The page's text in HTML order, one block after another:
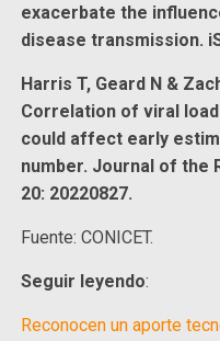
exacerbate the
disease transmission.
Harris T, Geard N &
Correlation of viral
could affect early
number. Journal of the
20: 20220827.
Fuente: CONICET.
Seguir leyendo:
Reconocen un aporte